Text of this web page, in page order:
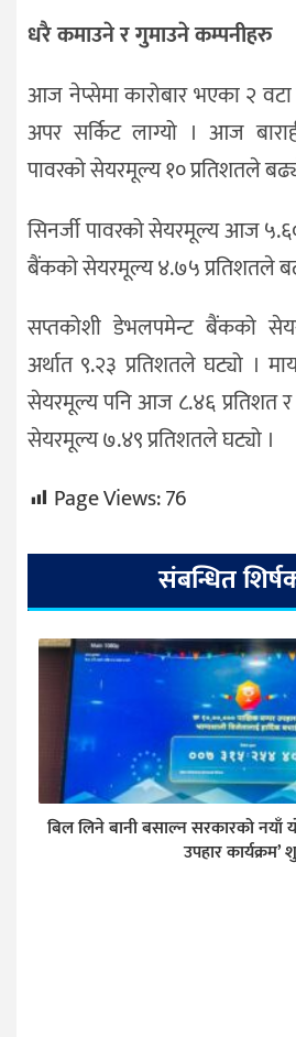
धरै कमाउने र गुमाउने कम्पनीहरु
आज नेप्सेमा कारोबार भएका २
अपर सर्किट लाग्यो । आज
पावरको सेयरमूल्य १० प्रतिशतले
सिनर्जी पावरको सेयरमूल्य आज
बैंकको सेयरमूल्य ४.७५ प्रतिशतले
सप्तकोशी डेभलपमेन्ट बैंकको
अर्थात ९.२३ प्रतिशतले घट्यो ।
सेयरमूल्य पनि आज ८.४६ प्रतिशत र
सेयरमूल्य ७.४९ प्रतिशतले घट्यो ।
Page Views:76
संबन्धित
बिल लिने बानी बसाल्न सरकारको नयाँ
उपहार कार्यक्रम’